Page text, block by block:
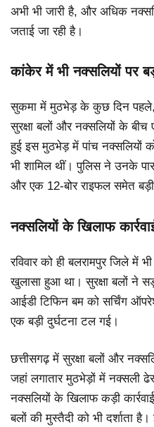
अभी भी जारी है, और अधिक
जताई जा रही है।
कांकेर में भी नक्सलियों पर
सुकमा में मुठभेड़ के कुछ दिन
सुरक्षा बलों और नक्सलियों के बीच
हुई इस मुठभेड़ में पांच नक्सलियों
भी शामिल थीं। पुलिस ने उनके
और एक 12-बोर राइफल समेत
नक्सलियों के खिलाफ
रविवार को ही बलरामपुर जिले में
खुलासा हुआ था। सुरक्षा बलों ने
आईडी टिफिन बम को सर्चिंग
एक बड़ी दुर्घटना टल गई।
छत्तीसगढ़ में सुरक्षा बलों और
जहां लगातार मुठभेड़ों में नक्सली
नक्सलियों के खिलाफ कड़ी
बलों की मुस्तैदी को भी दर्शाता